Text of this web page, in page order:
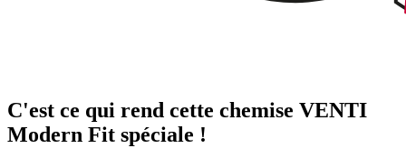
C'est ce qui rend cette chemise VENTI
Modern Fit spéciale !